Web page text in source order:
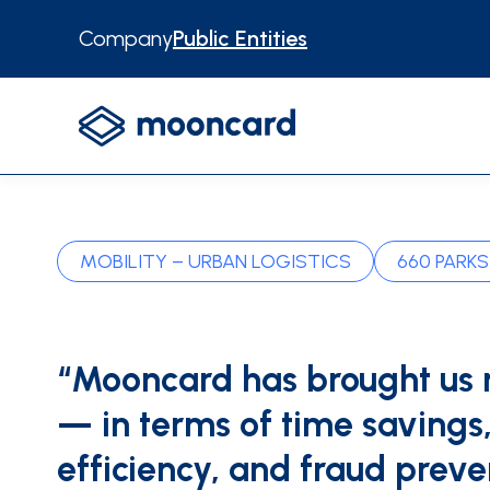
CompanyPublic Entities
Central public authorities
INTEGRATIONS Microsoft Dynamics
Expense reports
Other use cases
About us
MOBILITY – URBAN LOGISTICS 660
“Mooncard has brought
— in terms of time
efficiency, and fraud